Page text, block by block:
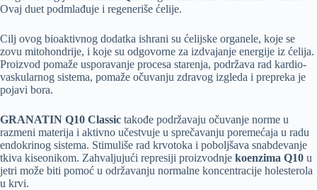
Ovaj duet podmlađuje i regeneriše ćelije.
Cilj ovog bioaktivnog dodatka ishrani su ćelijske organele, koje se
zovu mitohondrije, i koje su odgovorne za izdvajanje energije iz ćelija.
Proizvod pomaže usporavanje procesa starenja, podržava rad kardio-
vaskularnog sistema, pomaže očuvanju zdravog izgleda i prepreka je
pojavi bora.
GRANATIN Q10 Classic takođe podržavaju očuvanje norme u
razmeni materija i aktivno učestvuje u sprečavanju poremećaja u radu
endokrinog sistema. Stimuliše rad krvotoka i poboljšava snabdevanje
tkiva kiseonikom. Zahvaljujući represiji proizvodnje koenzima Q10 u
jetri može biti pomoć u održavanju normalne koncentracije holesterola
u krvi.